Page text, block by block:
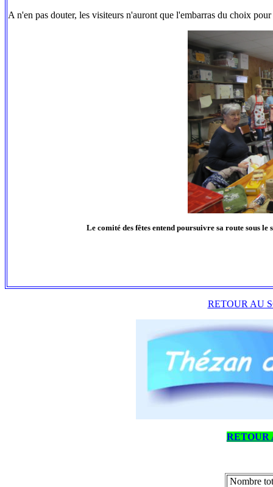
A n'en pas douter, les visiteurs n'auront que l'embarras du choix
Le comité des fêtes entend poursuivre sa route sous
RETOUR AU
RETOUR
Nombre